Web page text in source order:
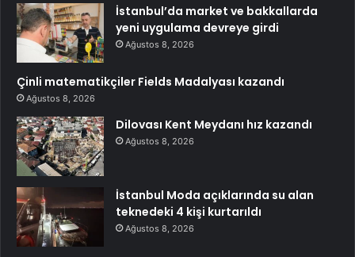
İstanbul’da market ve bakkallarda
yeni uygulama devreye girdi
Ağustos 8, 2026
Çinli matematikçiler Fields Madalyası kazandı
Ağustos 8, 2026
Dilovası Kent Meydanı hız kazandı
Ağustos 8, 2026
İstanbul Moda açıklarında su alan
teknedeki 4 kişi kurtarıldı
Ağustos 8, 2026